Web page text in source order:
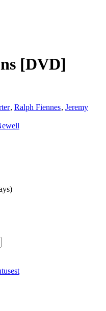
[DVD]
, Ralph Fiennes, Jeremy